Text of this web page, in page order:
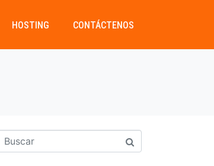
HOSTING CONTÁCTENOS